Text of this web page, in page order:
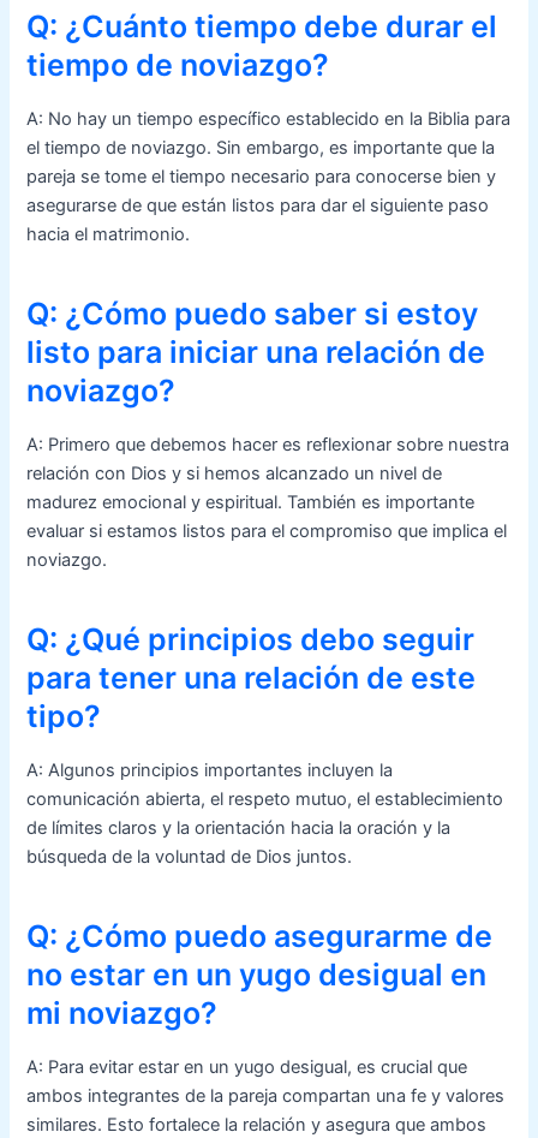
Q: ¿Cuánto tiempo debe durar el
tiempo de noviazgo?
A: No hay un tiempo específico establecido en la Biblia para
el tiempo de noviazgo. Sin embargo, es importante que la
pareja se tome el tiempo necesario para conocerse bien y
asegurarse de que están listos para dar el siguiente paso
hacia el matrimonio.
Q: ¿Cómo puedo saber si estoy
listo para iniciar una relación de
noviazgo?
A: Primero que debemos hacer es reflexionar sobre nuestra
relación con Dios y si hemos alcanzado un nivel de
madurez emocional y espiritual. También es importante
evaluar si estamos listos para el compromiso que implica el
noviazgo.
Q: ¿Qué principios debo seguir
para tener una relación de este
tipo?
A: Algunos principios importantes incluyen la
comunicación abierta, el respeto mutuo, el establecimiento
de límites claros y la orientación hacia la oración y la
búsqueda de la voluntad de Dios juntos.
Q: ¿Cómo puedo asegurarme de
no estar en un yugo desigual en
mi noviazgo?
A: Para evitar estar en un yugo desigual, es crucial que
ambos integrantes de la pareja compartan una fe y valores
similares. Esto fortalece la relación y asegura que ambos